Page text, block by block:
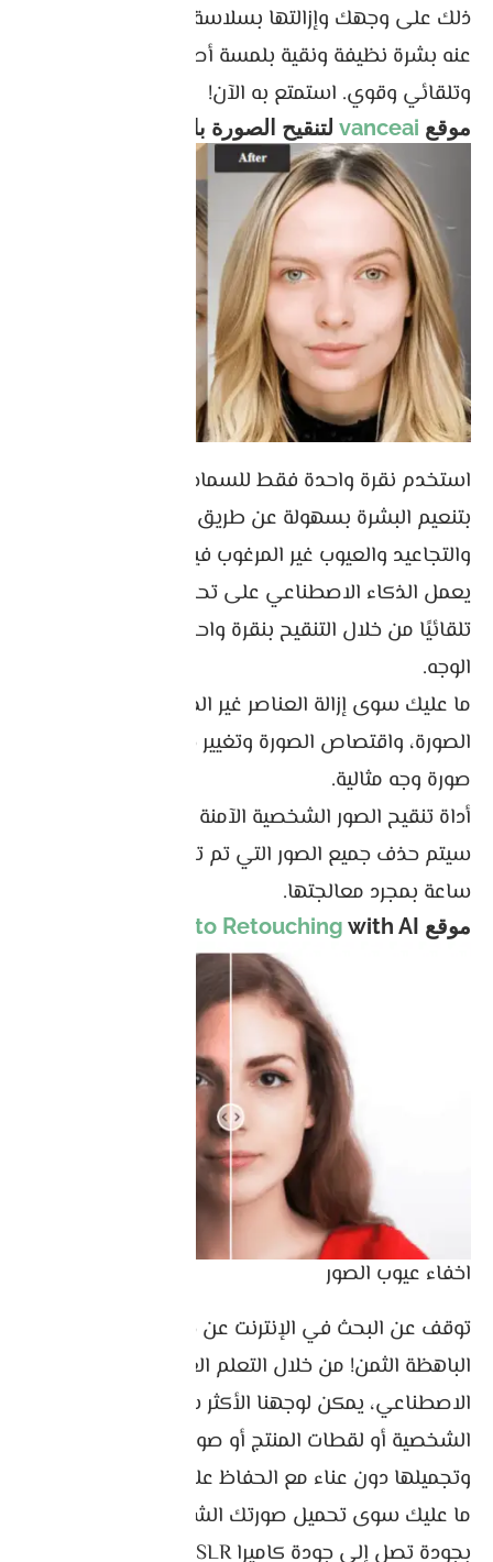
ذلك على وجهك وإزالتها بسلاسة في ثوانٍ، مما ينتج
عنه بشرة نظيفة ونقية بلمسة أصيلة. إنه مجاني
وتلقائي وقوي. استمتع به الآن!
موقع vanceai لتنقيح الصورة بالذكاء الاصطناعي
استخدم نقرة واحدة فقط للسماح للذكاء الاصطناعي
بتنعيم البشرة بسهولة عن طريق إزالة حب الشباب
والتجاعيد والعيوب غير المرغوب فيها على الوجه.
يعمل الذكاء الاصطناعي على تحسين تفاصيل الوجه
تلقائيًا من خلال التنقيح بنقرة واحدة لتجميل صورة
الوجه.
ما عليك سوى إزالة العناصر غير المرغوب فيها من
الصورة، واقتصاص الصورة وتغيير حجمها للحصول على
صورة وجه مثالية.
أداة تنقيح الصور الشخصية الآمنة بالذكاء الاصطناعي.
ساعة بمجرد معالجتها.
موقع Photo Retouching with AI
اخفاء عيوب الصور
توقف عن البحث في الإنترنت عن خدمات تنقيح الصور
الباهظة الثمن! من خلال التعلم العميق وتقنية الذكاء
الاصطناعي، يمكن لوجهنا الأكثر سلاسة تحليل صورك
الشخصية أو لقطات المنتج أو صور المناظر الطبيعية
وتجميلها دون عناء مع الحفاظ على جمالية استثنائية.
ما عليك سوى تحميل صورتك الشخصية وتنقيح الصور
بجودة تصل إلى جودة كاميرا DSLR بنقرة واحدة!